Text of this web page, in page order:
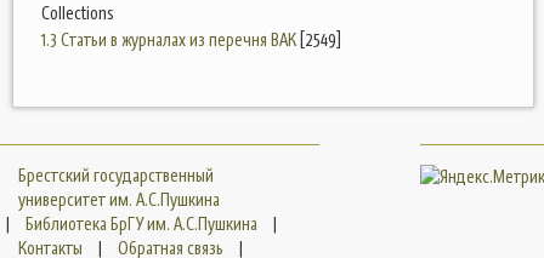
Collections
1.3 Статьи в журналах из перечня ВАК [2549]
Брестский государственный
университет им. А.С.Пушкина
|
Библиотека БрГУ им. А.С.Пушкина
|
Контакты
| Обратная связь |